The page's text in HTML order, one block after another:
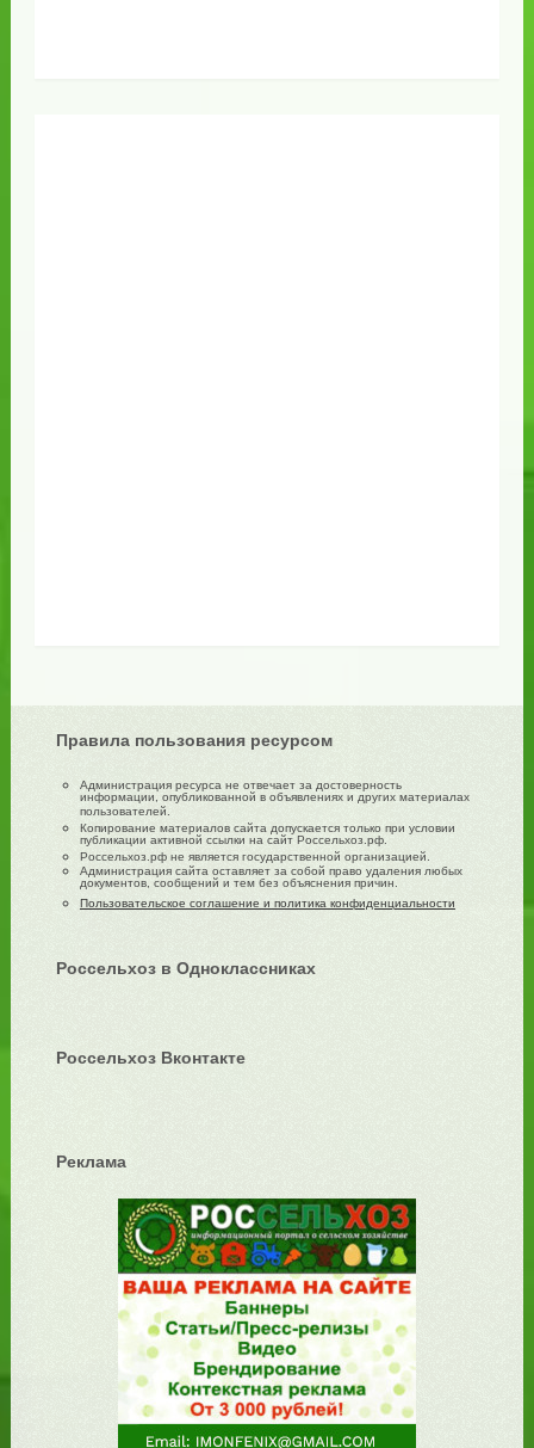
Правила пользования ресурсом
Администрация ресурса не отвечает за достоверность
информации, опубликованной в объявлениях и других материалах
пользователей.
Копирование материалов сайта допускается только при условии
публикации активной ссылки на сайт Россельхоз.рф.
Россельхоз.рф не является государственной организацией.
Администрация сайта оставляет за собой право удаления любых
документов, сообщений и тем без объяснения причин.
Пользовательское соглашение и политика конфиденциальности
Россельхоз в Одноклассниках
Россельхоз Вконтакте
Реклама